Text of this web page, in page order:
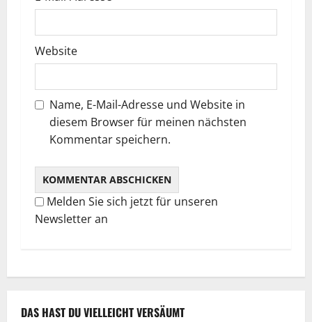
t
i
o
n
Website
Name, E-Mail-Adresse und Website in
diesem Browser für meinen nächsten
Kommentar speichern.
Melden Sie sich jetzt für unseren
Newsletter an
DAS HAST DU VIELLEICHT VERSÄUMT